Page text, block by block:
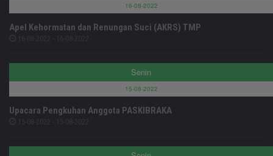
16-08-2022
Apel Kehormatan dan Renungan Suci (AKRS) TMP
Senin
15-08-2022
Upacara Pengkuhan Anggota PASKIBRAKA